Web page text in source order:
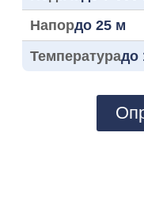
Напордо 25 м
Температурадо